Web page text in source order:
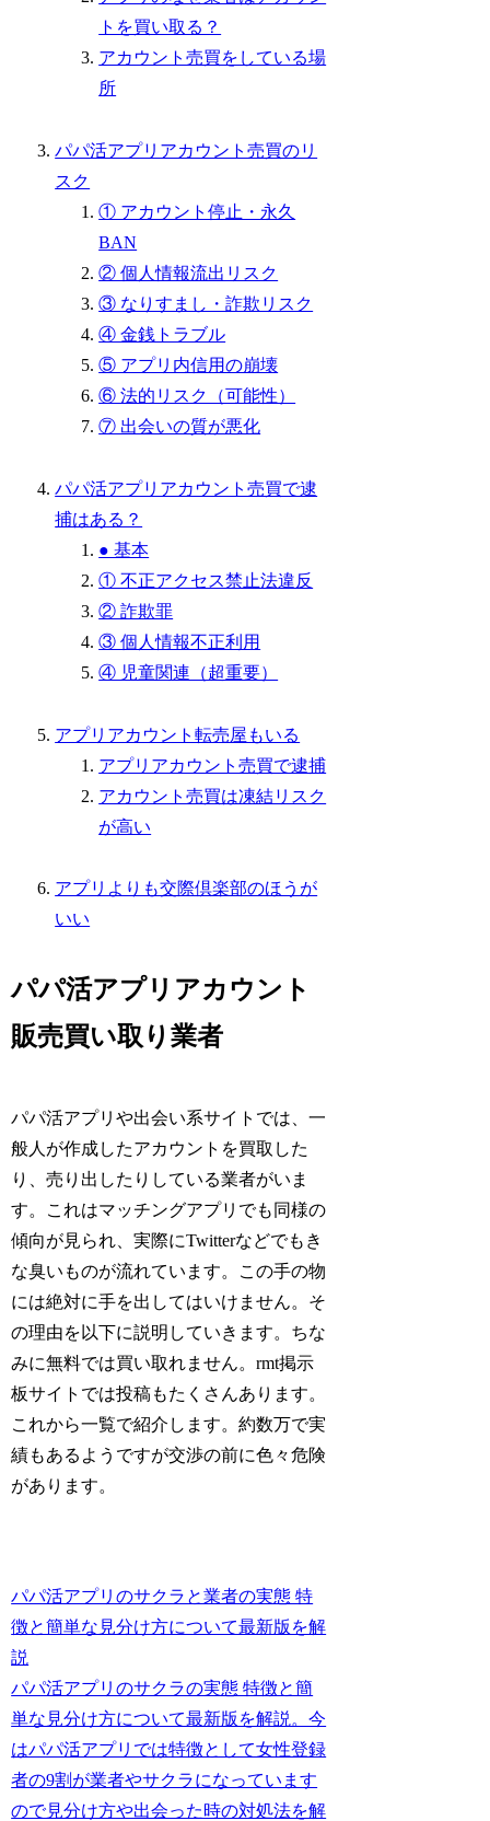
トを買い取る？
アカウント売買をしている場
所
パパ活アプリアカウント売買のリ
スク
① アカウント停止・永久
BAN
② 個人情報流出リスク
③ なりすまし・詐欺リスク
④ 金銭トラブル
⑤ アプリ内信用の崩壊
⑥ 法的リスク（可能性）
⑦ 出会いの質が悪化
パパ活アプリアカウント売買で逮
捕はある？
● 基本
① 不正アクセス禁止法違反
② 詐欺罪
③ 個人情報不正利用
④ 児童関連（超重要）
アプリアカウント転売屋もいる
アプリアカウント売買で逮捕
アカウント売買は凍結リスク
が高い
アプリよりも交際倶楽部のほうが
いい
パパ活アプリアカウント
販売買い取り業者
パパ活アプリや出会い系サイトでは、一
般人が作成したアカウントを買取した
り、売り出したりしている業者がいま
す。これはマッチングアプリでも同様の
傾向が見られ、実際にTwitterなどでもき
な臭いものが流れています。この手の物
には絶対に手を出してはいけません。そ
の理由を以下に説明していきます。ちな
みに無料では買い取れません。rmt掲示
板サイトでは投稿もたくさんあります。
これから一覧で紹介します。約数万で実
績もあるようですが交渉の前に色々危険
があります。
パパ活アプリのサクラと業者の実態 特
徴と簡単な見分け方について最新版を解
説
パパ活アプリのサクラの実態 特徴と簡
単な見分け方について最新版を解説。今
はパパ活アプリでは特徴として女性登録
者の9割が業者やサクラになっています
ので見分け方や出会った時の対処法を解